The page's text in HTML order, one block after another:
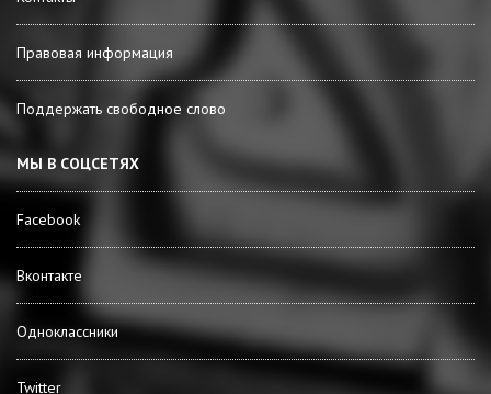
Правовая информация
Поддержать свободное слово
МЫ В СОЦСЕТЯХ
Facebook
Вконтакте
Одноклассники
Twitter